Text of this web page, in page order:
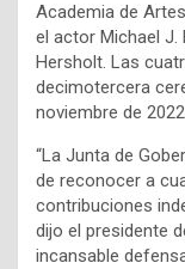
Academia de
el actor Michael J.
Hersholt. Las
decimotercera
noviembre de
“La Junta de
de reconocer a
contribuciones
dijo el presidente
incansable